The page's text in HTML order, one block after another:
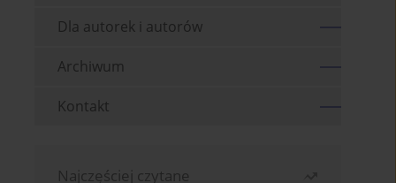
Dla autorek i autorów
Archiwum
Kontakt
Najczęściej czytane